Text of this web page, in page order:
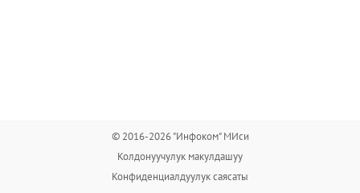
© 2016-2026 "Инфоком" МИси
Колдонуучулук макулдашуу
Конфиденциалдуулук саясаты